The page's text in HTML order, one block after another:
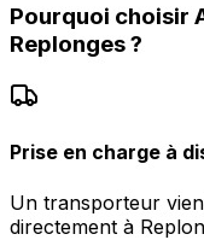
Pourquoi choisir
Replonges?
Prise en charge à
Un transporteur
directement à